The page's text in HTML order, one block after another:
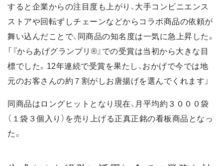
すると企業からの注目度も上がり、大手コンビニエンス
ストアや回転ずしチェーンなどからコラボ商品の依頼が
舞い込んだことで、同商品の知名度は一気に急上昇した。
「『からあげグランプリ®』での受賞は当初から大きな目
標でした。12年連続で受賞を果たし、おかげで今では地
元のお客さんの約７割がしお唐揚げを選んでくれます」
同商品はロングヒットとなり現在、月平均約３０００袋
（１袋３個入り）を売り上げる正真正銘の看板商品となっ
た。